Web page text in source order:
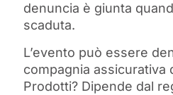
denuncia è giunta
scaduta.
L’evento può essere
compagnia assicurativa
Prodotti? Dipende dal